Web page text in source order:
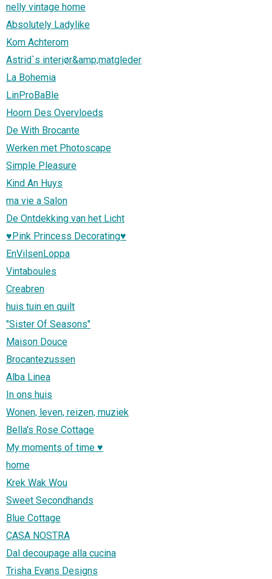
nelly vintage home
Absolutely Ladylike
Kom Achterom
Astrid`s interiør&amp;matgleder
La Bohemia
LinProBaBle
Hoorn Des Overvloeds
De With Brocante
Werken met Photoscape
Simple Pleasure
Kind An Huys
ma vie a Salon
De Ontdekking van het Licht
♥Pink Princess Decorating♥
EnVilsenLoppa
Vintaboules
Creabren
huis tuin en quilt
"Sister Of Seasons"
Maison Douce
Brocantezussen
Alba Linea
In ons huis
Wonen, leven, reizen, muziek
Bella's Rose Cottage
My moments of time ♥
home
Krek Wak Wou
Sweet Secondhands
Blue Cottage
CASA NOSTRA
Dal decoupage alla cucina
Trisha Evans Designs